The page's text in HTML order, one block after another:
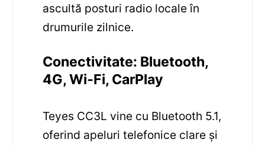
ascultă posturi radio locale în
drumurile zilnice.
Conectivitate: Bluetooth,
4G, Wi‑Fi, CarPlay
Teyes CC3L vine cu Bluetooth 5.1,
oferind apeluri telefonice clare și